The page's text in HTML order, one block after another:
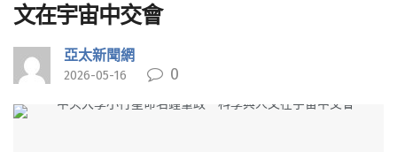
文在宇宙中交會
亞太新聞網
2026-05-16 0